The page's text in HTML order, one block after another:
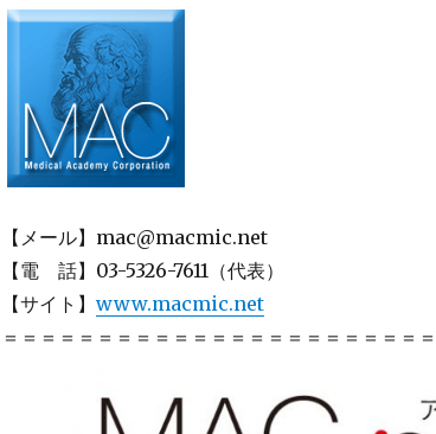
【メール】mac@macmic.net
【電 話】03-5326-7611（代表）
【サイト】 www.macmic.net
＝＝＝＝＝＝＝＝＝＝＝＝＝＝＝＝＝＝＝＝＝＝